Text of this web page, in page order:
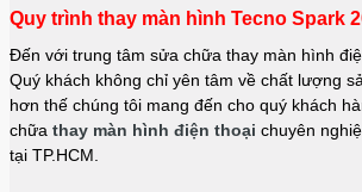
Quy trình thay màn hình Tecno Spark
Đến với trung tâm sửa chữa thay màn hình
Quý khách không chỉ yên tâm về chất lượng
hơn thế chúng tôi mang đến cho quý khách
chữa thay màn hình điện thoại chuyên
tại TP.HCM.